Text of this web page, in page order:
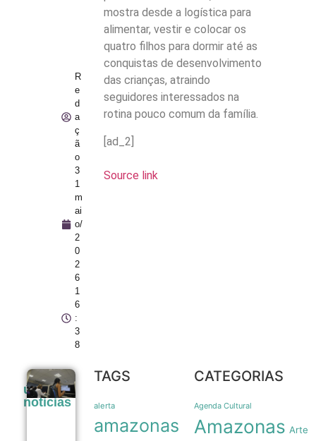
R
e
d
a
ç
ã
o
3
1
m
ai
o/
2
0
2
6
1
6
:
3
8
mostra desde a logística para
alimentar, vestir e colocar os
quatro filhos para dormir até as
conquistas de desenvolvimento
das crianças, atraindo
seguidores interessados na
rotina pouco comum da família.
[ad_2]
Source link
últimas
noticias
Atendimento
à mulher
mil
TAGS
alerta
amazonas
CATEGORIAS
Agenda Cultural
Amazonas Arte